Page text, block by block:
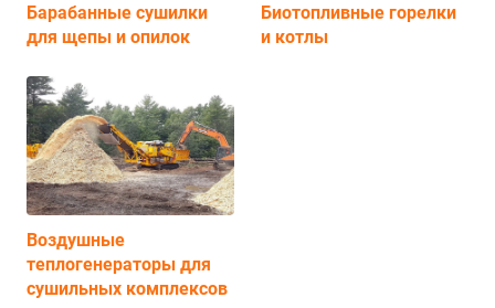
Барабанные сушилки
для щепы и опилок
Биотопливные горелки
и котлы
Воздушные
теплогенераторы для
сушильных комплексов